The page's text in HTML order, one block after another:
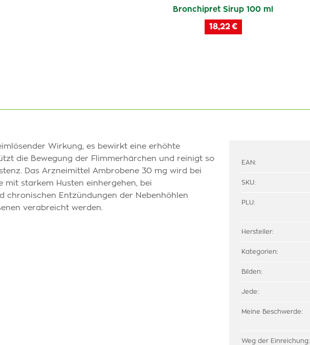
Bronchipret Sirup 100 ml
18,22 €
Wirkung, es bewirkt eine erhöhte
die Bewegung der Flimmerhärchen und reinigt so
Das Arzneimittel Ambrobene 30 mg wird bei
starkem Husten einhergehen, bei
chronischen Entzündungen der Nebenhöhlen
verabreicht werden.
EAN:
SKU:
PLU:
Hersteller:
Kategorien:
Bilden:
Jede:
Meine Beschwerde:
Weg der Einreichung: